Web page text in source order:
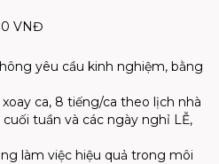
VNĐ
yêu cầu kinh nghiệm, bằng
ca, 8 tiếng/ca theo lịch nhà
tuần và các ngày nghỉ LỄ,
làm việc hiệu quả trong môi